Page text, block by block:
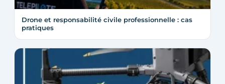
Drone et responsabilité civile professionnelle : cas
pratiques